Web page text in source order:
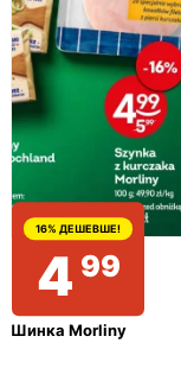
16% ДЕШЕВШЕ!
4 99
Шинка Morliny